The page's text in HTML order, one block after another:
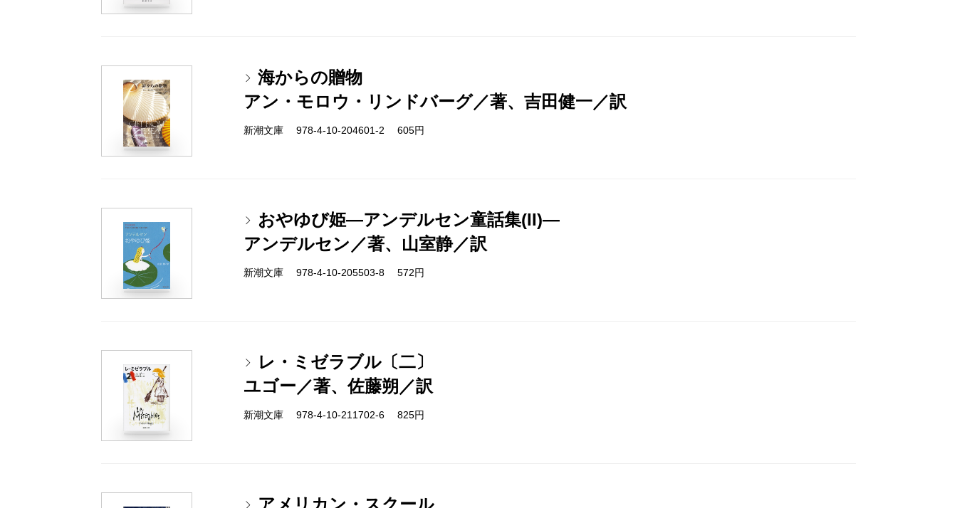
海からの贈物
アン・モロウ・リンドバーグ／著、吉田健一／訳
新潮文庫 978-4-10-204601-2 605円
おやゆび姫―アンデルセン童話集(II)―
アンデルセン／著、山室静／訳
新潮文庫 978-4-10-205503-8 572円
レ・ミゼラブル〔二〕
ユゴー／著、佐藤朔／訳
新潮文庫 978-4-10-211702-6 825円
アメリカン・スクール